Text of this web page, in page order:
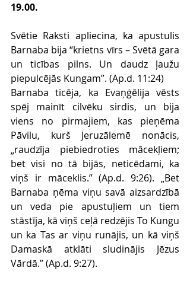
19.00.
Svētie Raksti apliecina, ka apustulis
Barnaba bija “krietns vīrs – Svētā gara
un ticības pilns. Un daudz ļaužu
piepulcējās Kungam”. (Ap.d. 11:24)
Barnaba ticēja, ka Evaņģēlija vēsts
spēj mainīt cilvēku sirdis, un bija
viens no pirmajiem, kas pieņēma
Pāvilu, kurš Jeruzālemē nonācis,
„raudzīja piebiedroties mācekļiem;
bet visi no tā bijās, neticēdami, ka
viņš ir māceklis.” (Ap.d. 9:26). „Bet
Barnaba ņēma viņu savā aizsardzībā
un veda pie apustuļiem un tiem
stāstīja, kā viņš ceļā redzējis To Kungu
un ka Tas ar viņu runājis, un kā viņš
Damaskā atklāti sludinājis Jēzus
Vārdā.” (Ap.d. 9:27).